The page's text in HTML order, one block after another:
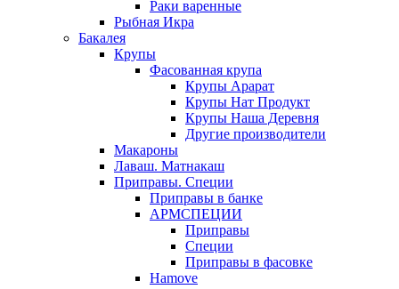
Раки варенные
Рыбная Икра
Бакалея
Крупы
Фасованная крупа
Крупы Арарат
Крупы Нат Продукт
Крупы Наша Деревня
Другие производители
Макароны
Лаваш. Матнакаш
Приправы. Специи
Приправы в банке
АРМСПЕЦИИ
Приправы
Специи
Приправы в фасовке
Hamove